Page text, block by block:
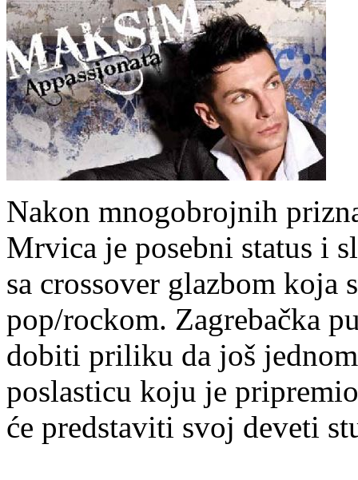
Nakon mnogobrojnih
Mrvica je posebni status i
sa crossover glazbom koja
pop/rockom. Zagrebačka
dobiti priliku da još
poslasticu koju je
će predstaviti svoj deveti